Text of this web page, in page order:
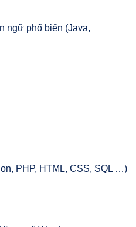
ngữ phổ biến (Java,
PHP, HTML, CSS, SQL …)